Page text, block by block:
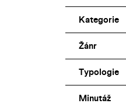
Kategorie
Žánr
Typologie
Minutáž